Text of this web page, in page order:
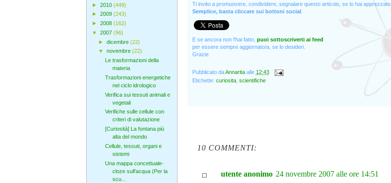
Ti invito a promuovere, condividere, segnalare questo articolo, se lo hai apprezzato.
Semplice, basta cliccare sui bottoni social.
E se ancora non l'hai fatto, puoi sottoscriverti ai feed
per essere sempre aggiornato/a, se lo desideri.
Grazie.
Pubblicato daAnnarita alle 12:43
Etichette: curiosita, scientifiche
10 COMMENTI:
utente anonimo 24 novembre 2007 alle ore 14:51
► 2010 (449)
► 2009 (243)
► 2008 (162)
▼ 2007 (96)
► dicembre (22)
▼ novembre (22)
Le trasformazioni della
materia
Trasformazioni energetiche
nel ciclo idrologico
Verifica sui tessuti animali e
vegetali
Verifiche sulle cellule con
criteri di valutazione
[Curiosità] La fontana più
alta del mondo
Cellule, tessuti, organi e
sistemi
Una mappa concettuale-
cloze sull'acqua (Per la
scu...